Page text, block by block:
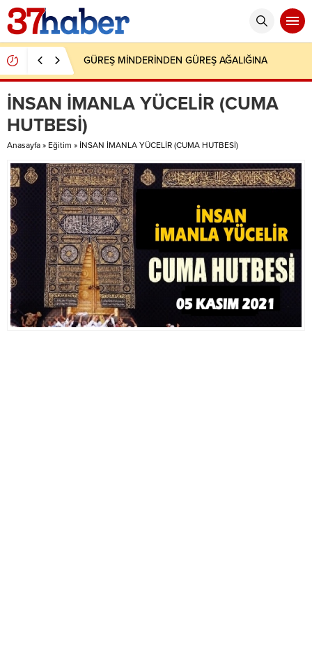
GÜREŞ MİNDERİNDEN GÜREŞ AĞALIĞINA
İNSAN İMANLA YÜCELİR (CUMA
HUTBESİ)
Anasayfa » Eğitim » İNSAN İMANLA YÜCELİR (CUMA HUTBESİ)